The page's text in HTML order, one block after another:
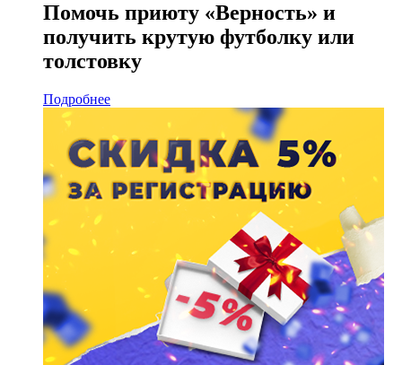
Помочь приюту «Верность» и
получить крутую футболку или
толстовку
Подробнее